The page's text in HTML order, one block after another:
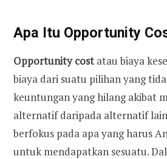
Apa Itu Opportunity
Opportunity costatau biaya
biaya dari suatu pilihan yang
keuntungan yang hilang akibat
alternatif daripada alternatif
berfokus pada apa yang harus
untuk mendapatkan sesuatu.